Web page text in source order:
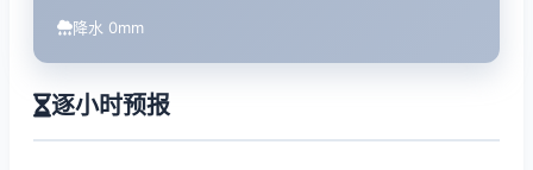
降水 0mm
逐小时预报